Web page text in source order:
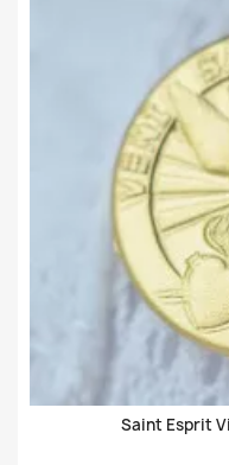
Saint Esprit